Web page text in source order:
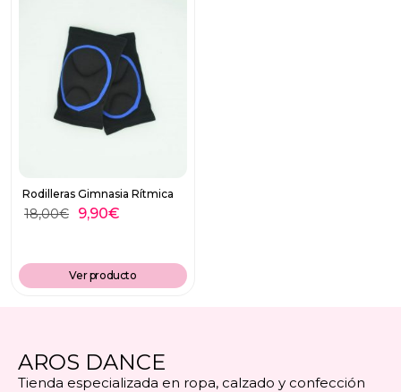
Rodilleras Gimnasia Rítmica
18,00€ 9,90€
Ver producto
AROS DANCE
Tienda especializada en ropa, calzado y confección